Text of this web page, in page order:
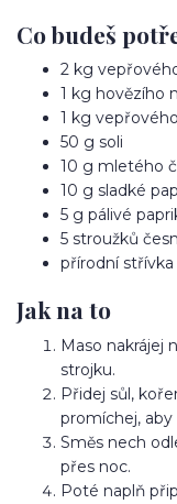
Co budeš
2 kg
1 kg hovězího
1 kg
50 g soli
10 g mletého
10 g sladké
5 g pálivé
5 stroužků
přírodní střívka
Jak na to
Maso nakrájej
strojku.
Přidej sůl,
promíchej, aby
Směs nech
přes noc.
Poté naplň